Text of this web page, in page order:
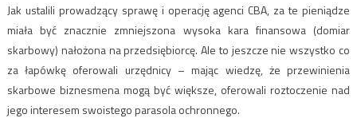
Jak ustalili prowadzący sprawę i operację agenci CBA, za te pieniądze
miała być znacznie zmniejszona wysoka kara finansowa (domiar
skarbowy) nałożona na przedsiębiorcę. Ale to jeszcze nie wszystko co
za łapówkę oferowali urzędnicy – mając wiedzę, że przewinienia
skarbowe biznesmena mogą być większe, oferowali roztoczenie nad
jego interesem swoistego parasola ochronnego.